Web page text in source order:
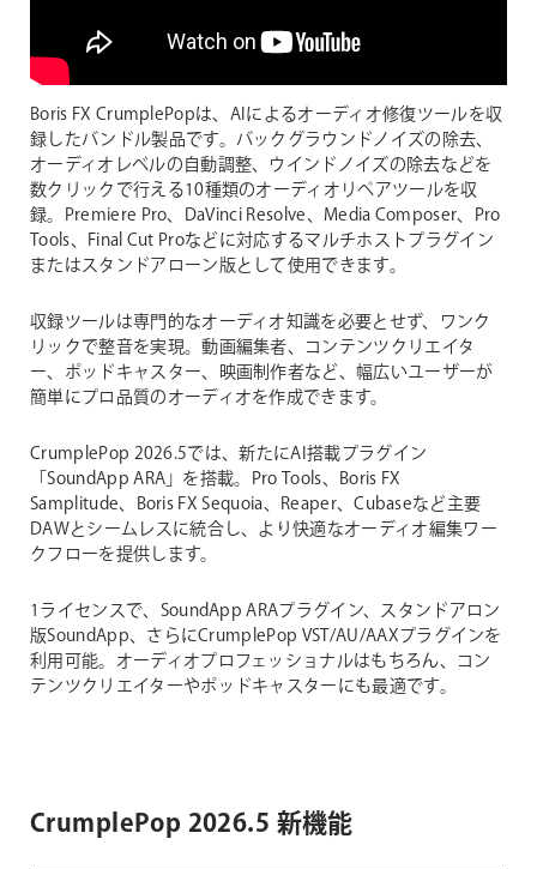
Boris FX CrumplePopは、AIによるオーディオ修復ツールを収
録したバンドル製品です。バックグラウンドノイズの除去、
オーディオレベルの自動調整、ウインドノイズの除去などを
数クリックで行える10種類のオーディオリペアツールを収
録。Premiere Pro、DaVinci Resolve、Media Composer、Pro
Tools、Final Cut Proなどに対応するマルチホストプラグイン
またはスタンドアローン版として使用できます。
収録ツールは専門的なオーディオ知識を必要とせず、ワンク
リックで整音を実現。動画編集者、コンテンツクリエイタ
ー、ポッドキャスター、映画制作者など、幅広いユーザーが
簡単にプロ品質のオーディオを作成できます。
CrumplePop 2026.5では、新たにAI搭載プラグイン
「SoundApp ARA」を搭載。Pro Tools、Boris FX
Samplitude、Boris FX Sequoia、Reaper、Cubaseなど主要
DAWとシームレスに統合し、より快適なオーディオ編集ワー
クフローを提供します。
1ライセンスで、SoundApp ARAプラグイン、スタンドアロン
版SoundApp、さらにCrumplePop VST/AU/AAXプラグインを
利用可能。オーディオプロフェッショナルはもちろん、コン
テンツクリエイターやポッドキャスターにも最適です。
CrumplePop 2026.5 新機能